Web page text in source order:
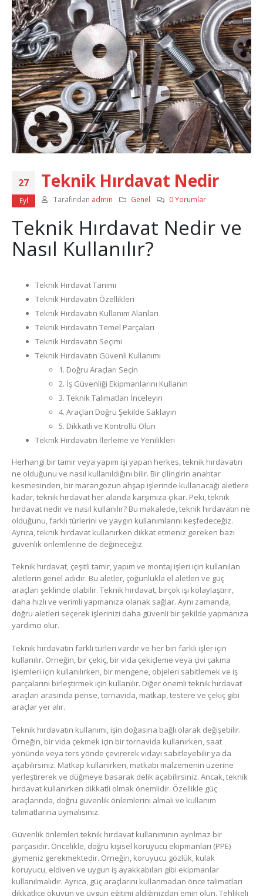
27
Eyl
Teknik Hırdavat Nedir
Tarafından admin Genel 0 Yorumlar
Teknik Hırdavat Nedir ve
Nasıl Kullanılır?
Teknik Hırdavat Tanımı
Teknik Hırdavatın Özellikleri
Teknik Hırdavatın Kullanım Alanları
Teknik Hırdavatın Temel Parçaları
Teknik Hırdavatın Seçimi
Teknik Hırdavatın Güvenli Kullanımı
1. Doğru Araçları Seçin
2. İş Güvenliği Ekipmanlarını Kullanın
3. Teknik Talimatları İnceleyin
4. Araçları Doğru Şekilde Saklayın
5. Dikkatli ve Kontrollü Olun
Teknik Hırdavatın İlerleme ve Yenilikleri
Herhangi bir tamir veya yapım işi yapan herkes, teknik hırdavatın
ne olduğunu ve nasıl kullanıldığını bilir. Bir çilingirin anahtar
kesmesinden, bir marangozun ahşap işlerinde kullanacağı aletlere
kadar, teknik hırdavat her alanda karşımıza çıkar. Peki, teknik
hırdavat nedir ve nasıl kullanılır? Bu makalede, teknik hırdavatın ne
olduğunu, farklı türlerini ve yaygın kullanımlarını keşfedeceğiz.
Ayrıca, teknik hırdavat kullanırken dikkat etmeniz gereken bazı
güvenlik önlemlerine de değineceğiz.
Teknik hırdavat, çeşitli tamir, yapım ve montaj işleri için kullanılan
aletlerin genel adıdır. Bu aletler, çoğunlukla el aletleri ve güç
araçları şeklinde olabilir. Teknik hırdavat, birçok işi kolaylaştırır,
daha hızlı ve verimli yapmanıza olanak sağlar. Aynı zamanda,
doğru aletleri seçerek işlerinizi daha güvenli bir şekilde yapmanıza
yardımcı olur.
Teknik hırdavatın farklı türleri vardır ve her biri farklı işler için
kullanılır. Örneğin, bir çekiç, bir vida çekiçleme veya çivi çakma
işlemleri için kullanılırken, bir mengene, objeleri sabitlemek ve iş
parçalarını birleştirmek için kullanılır. Diğer önemli teknik hırdavat
araçları arasında pense, tornavida, matkap, testere ve çekiç gibi
araçlar yer alır.
Teknik hırdavatın kullanımı, işin doğasına bağlı olarak değişebilir.
Örneğin, bir vida çekmek için bir tornavida kullanırken, saat
yönünde veya ters yönde çevirerek vidayı sabitleyebilir ya da
açabilirsiniz. Matkap kullanırken, matkabı malzemenin üzerine
yerleştirerek ve düğmeye basarak delik açabilirsiniz. Ancak, teknik
hırdavat kullanırken dikkatli olmak önemlidir. Özellikle güç
araçlarında, doğru güvenlik önlemlerini almalı ve kullanım
talimatlarına uymalısınız.
Güvenlik önlemleri teknik hırdavat kullanımının ayrılmaz bir
parçasıdır. Öncelikle, doğru kişisel koruyucu ekipmanları (PPE)
giymeniz gerekmektedir. Örneğin, koruyucu gözlük, kulak
koruyucu, eldiven ve uygun iş ayakkabıları gibi ekipmanlar
kullanılmalıdır. Ayrıca, güç araçlarını kullanmadan önce talimatları
dikkatlice okuyun ve uygun eğitimi aldığınızdan emin olun. Tehlikeli